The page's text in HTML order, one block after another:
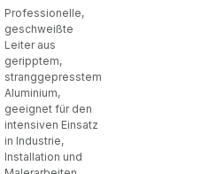
Professionelle,
geschweißte
Leiter aus
geripptem,
stranggepresstem
Aluminium,
geeignet für den
intensiven Einsatz
in Industrie,
Installation und